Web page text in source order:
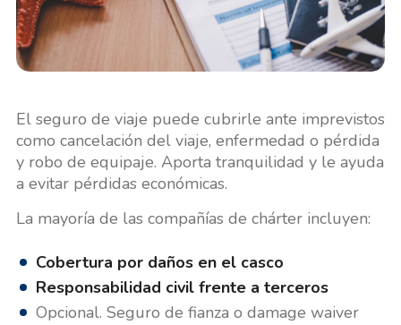
El seguro de viaje puede cubrirle ante imprevistos
como cancelación del viaje, enfermedad o pérdida
y robo de equipaje. Aporta tranquilidad y le ayuda
a evitar pérdidas económicas.
La mayoría de las compañías de chárter incluyen:
Cobertura por daños en el casco
Responsabilidad civil frente a terceros
Opcional. Seguro de fianza o damage waiver